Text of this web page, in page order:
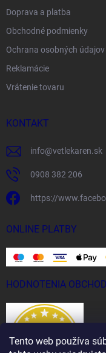
Tento web používa
Doprava a platba
Obchodné podmienky
Ochrana osobných údajov
Reklamácie
Vrátenie tovaru
KONTAKT
info@vetlekaren.sk
0908 382 206
https://
ONLINE PLATBY
HODNOTENIA